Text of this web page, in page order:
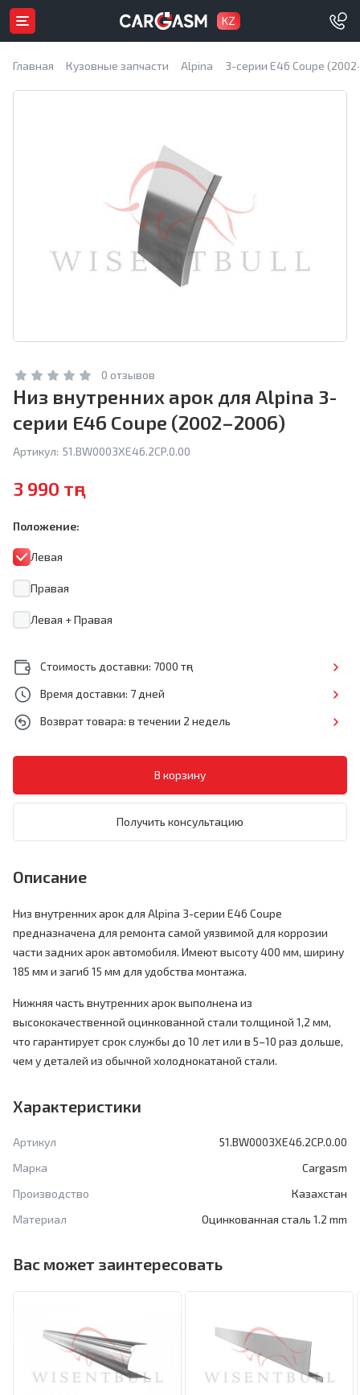
KZ
Главная Кузовные запчасти Alpina 3-серии E46 Coupe
0 отзывов
Низ внутренних арок для Alpina 3-
серии E46 Coupe (2002–2006)
Артикул: 51.BW0003XE46.2CP.0.00
3 990 тңг
Положение:
Левая
Правая
Левая + Правая
Стоимость доставки: 7000 тңг
Время доставки: 7 дней
Возврат товара: в течении 2 недель
Получить консультацию
Описание
Низ внутренних арок для Alpina 3-серии E46 Coupe
предназначена для ремонта самой уязвимой для коррозии
части задних арок автомобиля. Имеют высоту 400 мм, ширину
185 мм и загиб 15 мм для удобства монтажа.
Нижняя часть внутренних арок выполнена из
высококачественной оцинкованной стали толщиной 1,2 мм,
что гарантирует срок службы до 10 лет или в 5–10 раз дольше,
чем у деталей из обычной холоднокатаной стали.
Характеристики
Артикул
51.BW0003XE46.2CP.0.00
Марка
Cargasm
Производство
Казахстан
Материал
Оцинкованная сталь 1.2 mm
Вас может заинтересовать